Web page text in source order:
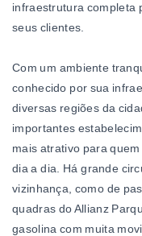
infraestrutura completa
seus clientes.
Com um ambiente
conhecido por sua
diversas regiões da
importantes
mais atrativo para
dia a dia. Há grande
vizinhança, como de
quadras do Allianz
gasolina com muita